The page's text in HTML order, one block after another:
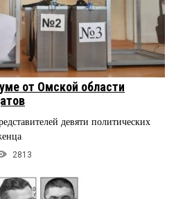
от Омской области
девяти политических
2813